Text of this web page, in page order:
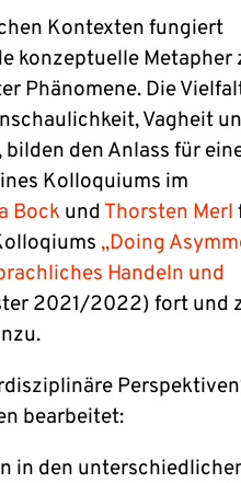
Kontexten fungiert
konzeptuelle Metapher
Phänomene. Die
Vagheit
den Anlass für
Kolloquiums im
Bockund Thorsten Merl
„Doing
Handeln und
2021/2022) fort und
bearbeitet:
in den